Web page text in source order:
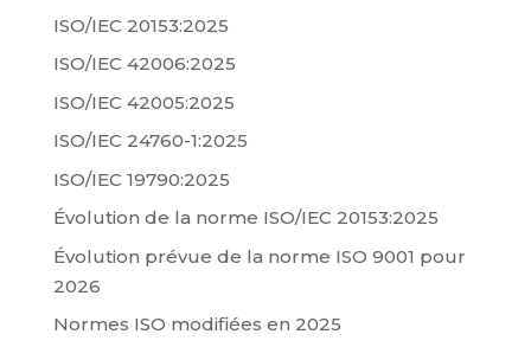
ISO/IEC 20153:2025
ISO/IEC 42006:2025
ISO/IEC 42005:2025
ISO/IEC 24760-1:2025
ISO/IEC 19790:2025
Évolution de la norme ISO/IEC 20153:2025
Évolution prévue de la norme ISO 9001 pour
2026
Normes ISO modifiées en 2025